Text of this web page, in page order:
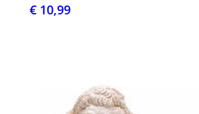
€ 10,99